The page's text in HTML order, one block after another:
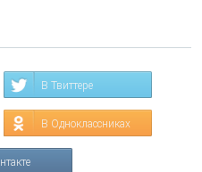
В Твиттере
В Одноклассниках